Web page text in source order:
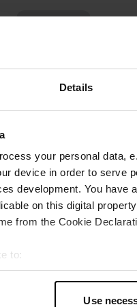
Details
your personal data,
device in order to serve
development. You have
on this digital
from the Cookie
to:
geographical location
Use
de reviews
Voor 15 euro per
waren hier hele
regelden - nu is er
onvriendelijk is.
wordt geïnvesteerd
manieren om
gaan. Een mooi